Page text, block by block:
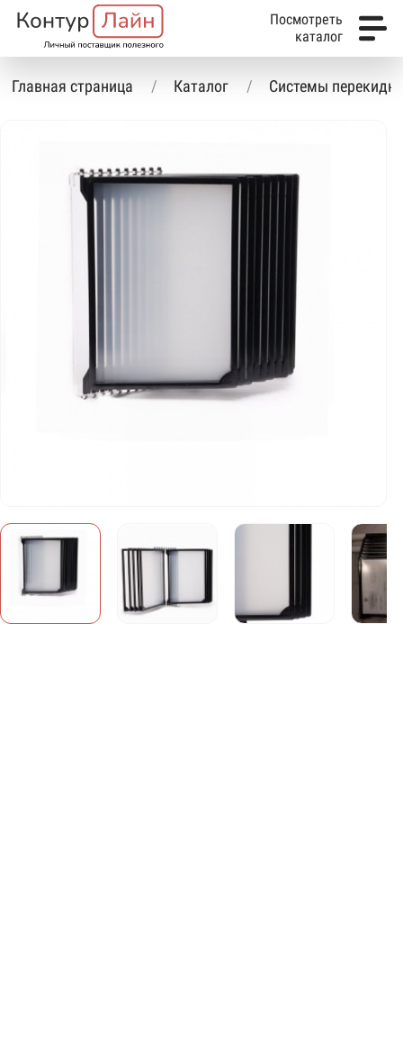
Посмотреть
каталог
Главная страница Каталог Системы